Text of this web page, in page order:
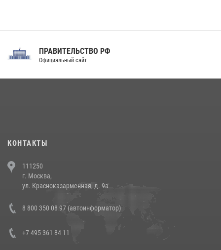
Праздник «Один день с Росгвардией» к 105-летию Центрального
напавших на бригаду скорой помощи (видео)
14 июля 2026, 12:20
В Росгвардии прошла военно-научная конференция по обобщению
боевого опыта
ПРАВИТЕЛЬСТВО РФ
Официальный сайт
КОНТАКТЫ
111250
г. Москва,
ул. Красноказарменная, д. 9а
8 800 350 08 97 (автоинформатор)
+7 495 361 84 11